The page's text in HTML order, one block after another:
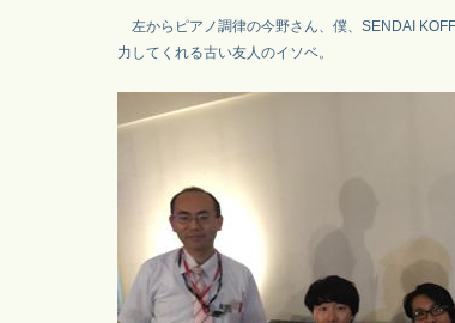
左からピアノ調律の今野さん、僕、SENDAI
力してくれる古い友人のイソベ。